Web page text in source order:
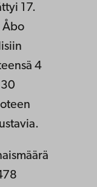
17.
Åbo
4